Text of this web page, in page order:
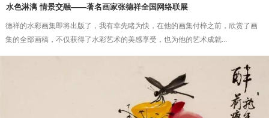
水色淋漓 情景交融——著名画家张德祥全国网络联展
德祥的水彩画集即将出版了，我有幸先睹为快，在他的画集付梓之前，欣赏了画
集的全部画稿，不仅获得了水彩艺术的美感享受，也为他的艺术成就...